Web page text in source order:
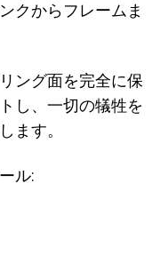
クからフレームま
ング面を完全に保
し、一切の犠牲を
ます。
ル: